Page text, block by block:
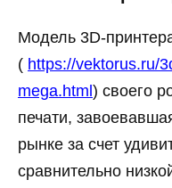
Модель 3D-
( https://vektorus.ru/
mega.html ) своего
печати,
рынке за счет
сравнительно